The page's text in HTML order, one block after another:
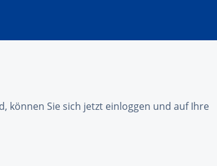
können Sie sich jetzt einloggen und auf Ihre